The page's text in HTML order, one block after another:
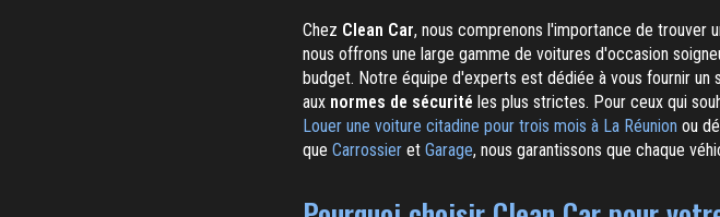
Chez Clean Car, nous comprenons l'importance de trouver
nous offrons une large gamme de voitures d'occasion
budget. Notre équipe d'experts est dédiée à vous fournir un
aux normes de sécurité les plus strictes. Pour ceux qui
Louer une voiture citadine pour trois mois à La Réunion ou
que Carrossier et Garage, nous garantissons que chaque